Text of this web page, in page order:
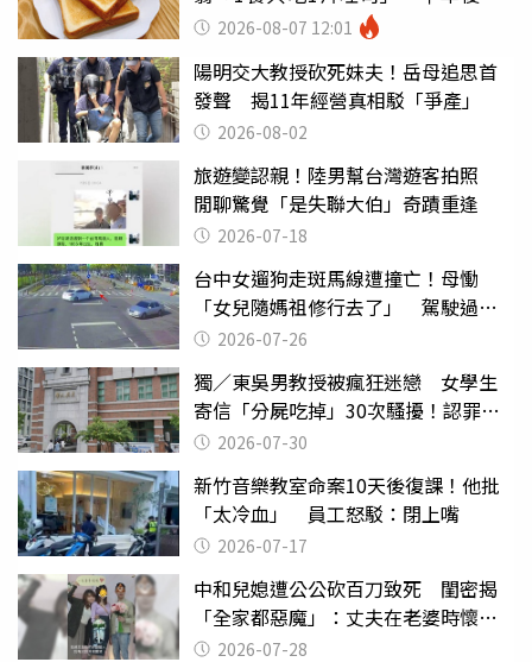
瘦嚇壞女兒
2026-08-07 12:01
陽明交大教授砍死妹夫！岳母追思首
發聲 揭11年經營真相駁「爭產」
2026-08-02
旅遊變認親！陸男幫台灣遊客拍照
閒聊驚覺「是失聯大伯」奇蹟重逢
2026-07-18
台中女遛狗走斑馬線遭撞亡！母慟
「女兒隨媽祖修行去了」 駕駛過失
致死判9月
2026-07-26
獨／東吳男教授被瘋狂迷戀 女學生
寄信「分屍吃掉」30次騷擾！認罪免
關 2026-07-30
新竹音樂教室命案10天後復課！他批
「太冷血」 員工怒駁：閉上嘴
2026-07-17
中和兒媳遭公公砍百刀致死 閨密揭
「全家都惡魔」：丈夫在老婆時懷孕
摔東西
2026-07-28